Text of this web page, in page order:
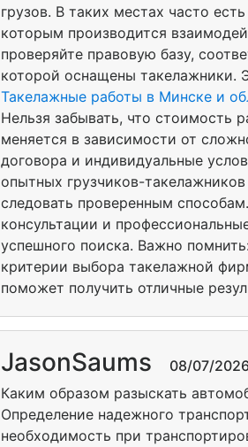
грузов. В таких местах часто
которым производится
проверяйте правовую базу,
которой оснащены такелажники.
Такелажные работы в Минске и
Нельзя забывать, что стоимость
меняется в зависимости от
договора и индивидуальные
опытных грузчиков-
следовать проверенным
консультации и
успешного поиска. Важно
критерии выбора такелажной
поможет получить отличные
JasonSaums 08/07/2026
Каким образом разыскать
Определение надежного
необходимость при